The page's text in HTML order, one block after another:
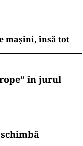
mașini, însă tot
în jurul